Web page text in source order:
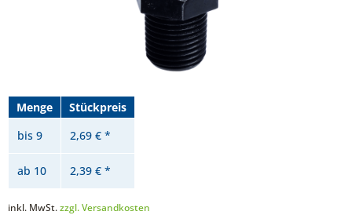
Menge
Stückpreis
bis 9 2,69 € *
ab 10 2,39 € *
inkl. MwSt.zzgl. Versandkosten